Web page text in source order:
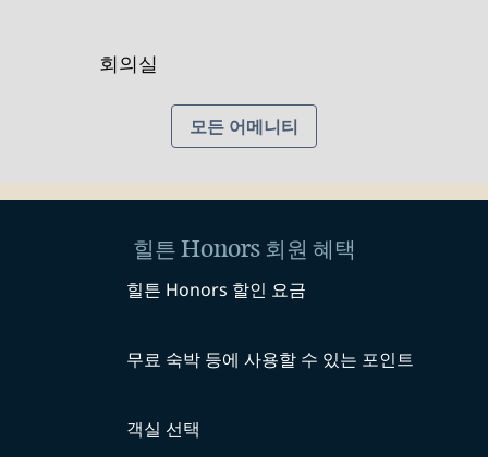
회의실
모든 어메니티
힐튼 Honors 회원 혜택
힐튼 Honors 할인 요금
무료 숙박 등에 사용할 수 있는 포인트
객실 선택